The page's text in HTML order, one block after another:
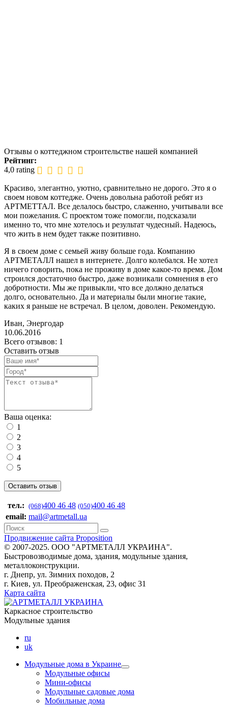
Отзывы о коттеджном строительстве нашей компанией
Рейтинг:
4,0 rating
Красиво, элегантно, уютно, сравнительно не дорого. Это я о
своем новом коттедже. Очень довольна работой ребят из
АРТМЕТТАЛ. Все делалось быстро, слаженно, учитывали все
мои пожелания. С проектом тоже помогли, подсказали
именно то, что мне хотелось и результат чудесный. Надеюсь,
что жить в нем будет также позитивно.
Я в своем доме с семьей живу больше года. Компанию
АРТМЕТАЛЛ нашел в интернете. Долго колебался. Не хотел
ничего говорить, пока не проживу в доме какое-то время. Дом
строился достаточно быстро, даже возникали сомнения в его
добротности. Мы же привыкли, что все должно делаться
долго, основательно. Да и материалы были многие такие,
каких я раньше не встречал. В целом, доволен. Рекомендую.
Иван, Энергодар
10.06.2016
Всего отзывов: 1
Оставить отзыв
Ваша оценка:
1
2
3
4
5
тел.: (068)400 46 48 (050)400 46 48
email: mail@artmetall.ua
Продвижение сайта Proposition
© 2007-2025. ООО "AРТМЕТАЛЛ УКРАИНА".
Быстровозводимые дома, здания, модульные здания,
металлоконструкции.
г. Днепр, ул. Зимних походов, 2
г. Киев, ул. Преображенская, 23, офис 31
Карта сайта
Каркасное строительство
Модульные здания
ru
uk
Модульные дома в Украине
Модульные офисы
Мини-офисы
Модульные садовые дома
Мобильные дома